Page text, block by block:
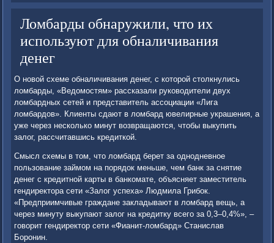
Ломбарды обнаружили, что их
используют для обналичивания
денег
О новой схеме обналичивания денег, с которой столкнулись
ломбарды, «Ведомостям» рассказали руководители двух
ломбардных сетей и представитель ассоциации «Лига
ломбардов». Клиенты сдают в ломбард ювелирные украшения, а
уже через несколько минут возвращаются, чтобы выкупить
залог, рассчитавшись кредиткой.
Смысл схемы в том, что ломбард берет за однодневное
пользование займом на порядок меньше, чем банк за снятие
денег с кредитной карты в банкомате, объясняет заместитель
гендиректора сети «Залог успеха» Людмила Грибок.
«Предприимчивые граждане закладывают в ломбард вещь, а
через минуту выкупают залог на кредитку всего за 0,3–0,4%», –
говорит гендиректор сети «Фианит-ломбард» Станислав
Боронин.